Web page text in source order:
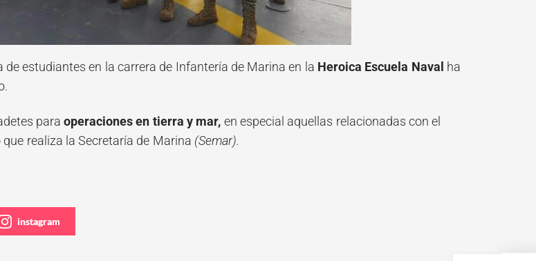
estudiantes en la carrera de Infantería de Marina en la Heroica Escuela Naval ha
para operaciones en tierra y mar, en especial aquellas relacionadas con el
realiza la Secretaría de Marina (Semar).
instagram